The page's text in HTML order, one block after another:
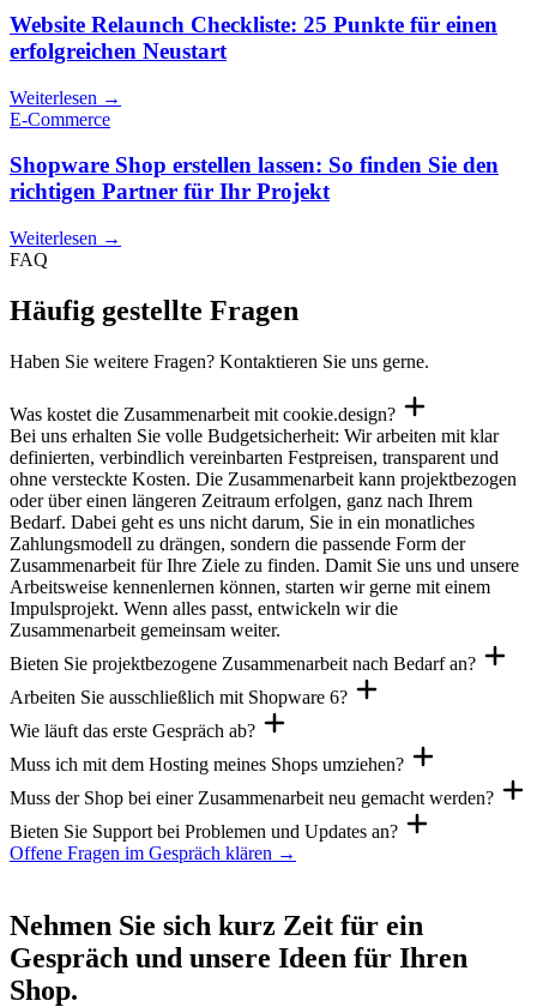
Website Relaunch Checkliste: 25 Punkte für einen
erfolgreichen Neustart
Weiterlesen →
E-Commerce
Shopware Shop erstellen lassen: So finden Sie den
richtigen Partner für Ihr Projekt
Weiterlesen →
FAQ
Häufig gestellte Fragen
Haben Sie weitere Fragen? Kontaktieren Sie uns gerne.
Was kostet die Zusammenarbeit mit cookie.design?
Bei uns erhalten Sie volle Budgetsicherheit: Wir arbeiten mit klar
definierten, verbindlich vereinbarten Festpreisen, transparent und
ohne versteckte Kosten. Die Zusammenarbeit kann projektbezogen
oder über einen längeren Zeitraum erfolgen, ganz nach Ihrem
Bedarf. Dabei geht es uns nicht darum, Sie in ein monatliches
Zahlungsmodell zu drängen, sondern die passende Form der
Zusammenarbeit für Ihre Ziele zu finden. Damit Sie uns und unsere
Arbeitsweise kennenlernen können, starten wir gerne mit einem
Impulsprojekt. Wenn alles passt, entwickeln wir die
Zusammenarbeit gemeinsam weiter.
Bieten Sie projektbezogene Zusammenarbeit nach Bedarf an?
Arbeiten Sie ausschließlich mit Shopware 6?
Wie läuft das erste Gespräch ab?
Muss ich mit dem Hosting meines Shops umziehen?
Muss der Shop bei einer Zusammenarbeit neu gemacht werden?
Bieten Sie Support bei Problemen und Updates an?
Offene Fragen im Gespräch klären →
Nehmen Sie sich kurz Zeit für ein
Gespräch und unsere Ideen für Ihren
Shop.